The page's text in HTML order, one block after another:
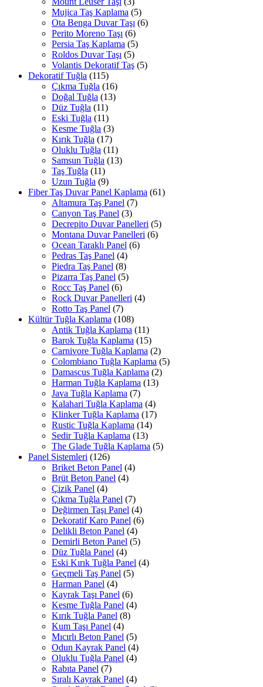
Mujica Taş Kaplama (5)
Ota Benga Duvar Taşı (6)
Perito Moreno Taşı (6)
Persia Taş Kaplama (5)
Roldos Duvar Taşı (5)
Volantis Dekoratif Taş (5)
Dekoratif Tuğla (115)
Çıkma Tuğla (16)
Doğal Tuğla (13)
Düz Tuğla (11)
Eski Tuğla (11)
Kesme Tuğla (3)
Kırık Tuğla (17)
Oluklu Tuğla (11)
Samsun Tuğla (13)
Taş Tuğla (11)
Uzun Tuğla (9)
Fiber Taş Duvar Panel Kaplama (61)
Altamura Taş Panel (7)
Canyon Taş Panel (3)
Decrepito Duvar Panelleri (5)
Montana Duvar Panelleri (6)
Ocean Taraklı Panel (6)
Pedras Taş Panel (4)
Piedra Taş Panel (8)
Pizarra Taş Panel (5)
Rocc Taş Panel (6)
Rock Duvar Panelleri (4)
Rotto Taş Panel (7)
Kültür Tuğla Kaplama (108)
Antik Tuğla Kaplama (11)
Barok Tuğla Kaplama (15)
Carnivore Tuğla Kaplama (2)
Colombiano Tuğla Kaplama (5)
Damascus Tuğla Kaplama (2)
Harman Tuğla Kaplama (13)
Java Tuğla Kaplama (7)
Kalahari Tuğla Kaplama (4)
Klinker Tuğla Kaplama (17)
Rustic Tuğla Kaplama (14)
Sedir Tuğla Kaplama (13)
The Glade Tuğla Kaplama (5)
Panel Sistemleri (126)
Briket Beton Panel (4)
Brüt Beton Panel (4)
Çizik Panel (4)
Çıkma Tuğla Panel (7)
Değirmen Taşı Panel (4)
Dekoratif Karo Panel (6)
Delikli Beton Panel (4)
Demirli Beton Panel (5)
Düz Tuğla Panel (4)
Eski Kırık Tuğla Panel (4)
Geçmeli Taş Panel (5)
Harman Panel (4)
Kayrak Taşı Panel (6)
Kesme Tuğla Panel (4)
Kırık Tuğla Panel (8)
Kum Taşı Panel (4)
Mıcırlı Beton Panel (5)
Odun Kayrak Panel (4)
Oluklu Tuğla Panel (4)
Rabıta Panel (7)
Sıralı Kayrak Panel (4)